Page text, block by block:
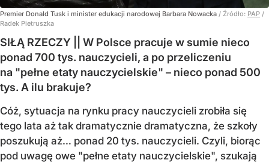
Premier Donald Tusk i minister edukacji narodowej Barbara Nowacka / Źródło: PAP /
Radek Pietruszka
SIŁĄ RZECZY || W Polsce pracuje w sumie nieco
ponad 700 tys. nauczycieli, a po przeliczeniu
na "pełne etaty nauczycielskie" – nieco ponad 500
tys. A ilu brakuje?
Cóż, sytuacja na rynku pracy nauczycieli zrobiła się
tego lata aż tak dramatycznie dramatyczna, że szkoły
poszukują aż… ponad 20 tys. nauczycieli. Czyli, biorąc
pod uwagę owe "pełne etaty nauczycielskie", szukają